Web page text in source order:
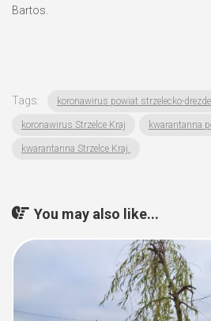
Bartos.
Tags: koronawirus powiat strzelecko-
koronawirus Strzelce Kraj kwarantanna
kwarantanna Strzelce Kraj.
You may also like...